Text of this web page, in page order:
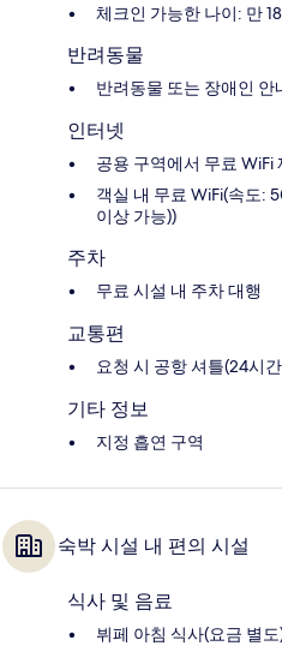
체크인 가능한 나이: 만
반려동물
반려동물 또는 장애인 안
인터넷
공용 구역에서 무료 WiFi
객실 내 무료 WiFi(속도:
이상 가능))
주차
무료 시설 내 주차 대행
교통편
요청 시 공항 셔틀(24시
기타 정보
지정 흡연 구역
숙박 시설 내 편의 시설
식사 및 음료
뷔페 아침 식사(요금 별